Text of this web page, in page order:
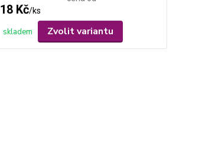
18 Kč/ks
skladem Zvolit variantu